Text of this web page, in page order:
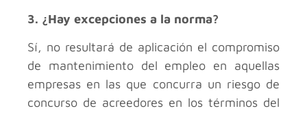
3. ¿Hay excepciones a la norma?
Sí, no resultará de aplicación el compromiso
de mantenimiento del empleo en aquellas
empresas en las que concurra un riesgo de
concurso de acreedores en los términos del